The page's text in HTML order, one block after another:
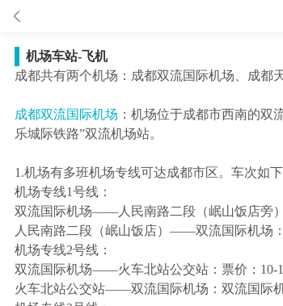

机场车站-飞机
成都共有两个机场：成都双流国际机场、成都
成都双流国际机场 ：机场位于成都市西南的
乐城际铁路”双流机场站。
1.机场有多班机场专线可达成都市区。车次如下
机场专线1号线：
双流国际机场——人民南路二段（岷山饭店旁）
人民南路二段（岷山饭店）——双流国际机场：
机场专线2号线：
双流国际机场——火车北站公交站：票价：10-
火车北站公交站——双流国际机场：双流国际机